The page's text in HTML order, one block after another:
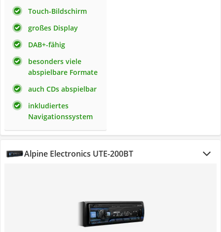
Touch-Bildschirm
großes Display
DAB+-fähig
besonders viele
abspielbare Formate
auch CDs abspielbar
inkludiertes
Navigationssystem
Alpine Electronics UTE-200BT